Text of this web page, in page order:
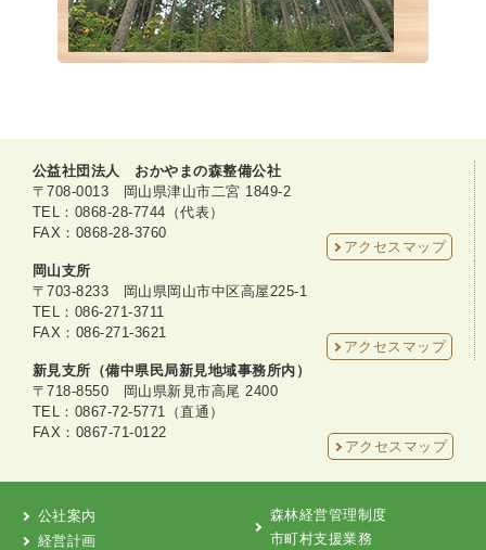
公益社団法人 おかやまの森整備公社
〒708-0013 岡山県津山市二宮 1849-2
TEL：0868-28-7744（代表）
FAX：0868-28-3760
アクセスマップ
岡山支所
〒703-8233 岡山県岡山市中区高屋225-1
TEL：086-271-3711
FAX：086-271-3621
アクセスマップ
新見支所（備中県民局新見地域事務所内）
〒718-8550 岡山県新見市高尾 2400
TEL：0867-72-5771（直通）
FAX：0867-71-0122
アクセスマップ
公社案内
経営計画
森林経営管理制度
市町村支援業務